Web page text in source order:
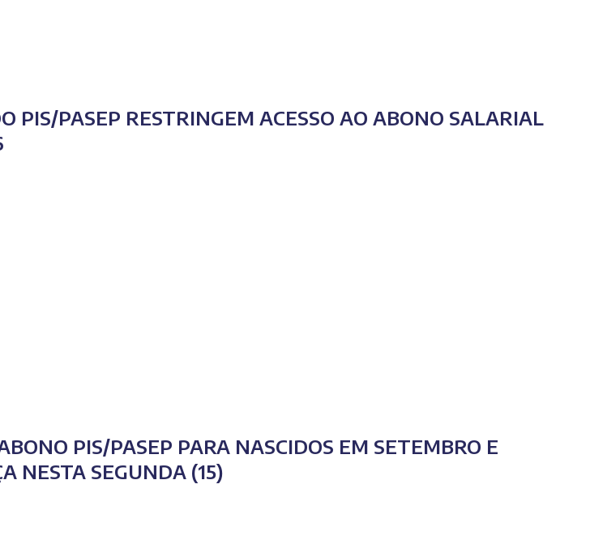
PIS/PASEP RESTRINGEM ACESSO AO ABONO SALARIAL
PIS/PASEP PARA NASCIDOS EM SETEMBRO E
NESTA SEGUNDA (15)